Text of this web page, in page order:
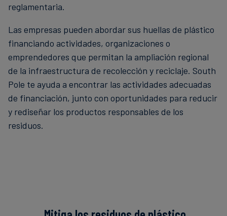
reglamentaria.
Las empresas pueden abordar sus huellas de plástico
financiando actividades, organizaciones o
emprendedores que permitan la ampliación regional
de la infraestructura de recolección y reciclaje. South
Pole te ayuda a encontrar las actividades adecuadas
de financiación, junto con oportunidades para reducir
y rediseñar los productos responsables de los
residuos.